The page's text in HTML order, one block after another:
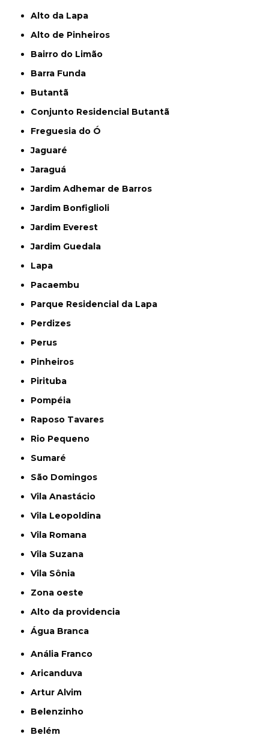
Alto da Lapa
Alto de Pinheiros
Bairro do Limão
Barra Funda
Butantã
Conjunto Residencial Butantã
Freguesia do Ó
Jaguaré
Jaraguá
Jardim Adhemar de Barros
Jardim Bonfiglioli
Jardim Everest
Jardim Guedala
Lapa
Pacaembu
Parque Residencial da Lapa
Perdizes
Perus
Pinheiros
Pirituba
Pompéia
Raposo Tavares
Rio Pequeno
Sumaré
São Domingos
Vila Anastácio
Vila Leopoldina
Vila Romana
Vila Suzana
Vila Sônia
Zona oeste
alto da providencia
Água Branca
Anália Franco
Aricanduva
Artur Alvim
Belenzinho
Belém